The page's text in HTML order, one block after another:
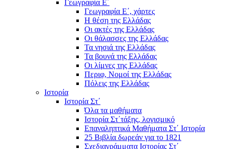
Γεωγραφία Ε΄
Γεωγραφία Ε΄, χάρτες
Η θέση της Ελλάδας
Οι ακτές της Ελλάδας
Οι θάλασσες της Ελλάδας
Τα νησιά της Ελλάδας
Τα βουνά της Ελλάδας
Οι λίμνες της Ελλάδας
Περιφ, Νομοί της Ελλάδας
Πόλεις της Ελλάδας
Ιστορία
Ιστορία Στ΄
Όλα τα μαθήματα
Ιστορία Στ΄τάξης, λογισμικό
Επαναληπτικά Μαθήματα Στ΄ Ιστορία
25 Βιβλία δωρεάν για το 1821
Σχεδιαγράμματα Ιστορίας Στ΄